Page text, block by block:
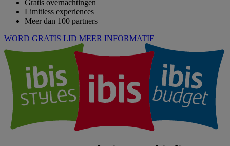
Gratis overnachtingen
Limitless experiences
Meer dan 100 partners
WORD GRATIS LID MEER INFORMATIE